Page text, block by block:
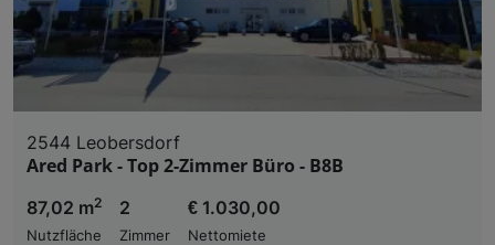
2544 Leobersdorf
Ared Park - Top 2-Zimmer Büro - B8B
87,02 m2
Nutzfläche
2
Zimmer
€ 1.030,00
Nettomiete